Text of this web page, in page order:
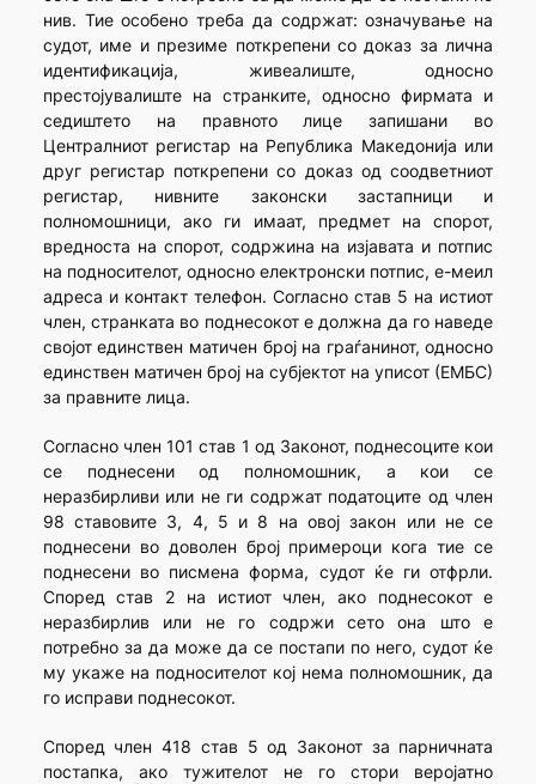
нив. Тие особено треба да содржат: означување на
судот, име и презиме поткрепени со доказ за лична
идентификација, живеалиште, односно
престојувалиште на странките, односно фирмата и
седиштето на правното лице запишани во
Централниот регистар на Република Македонија или
друг регистар поткрепени со доказ од соодветниот
регистар, нивните законски застапници и
полномошници, ако ги имаат, предмет на спорот,
вредноста на спорот, содржина на изјавата и потпис
на подносителот, односно електронски потпис, е-меил
адреса и контакт телефон. Согласно став 5 на истиот
член, странката во поднесокот е должна да го наведе
својот единствен матичен број на граѓанинот, односно
единствен матичен број на субјектот на уписот (ЕМБС)
за правните лица.
Согласно член 101 став 1 од Законот, поднесоците кои
се поднесени од полномошник, а кои се
неразбирливи или не ги содржат податоците од член
98 ставовите 3, 4, 5 и 8 на овој закон или не се
поднесени во доволен број примероци кога тие се
поднесени во писмена форма, судот ќе ги отфрли.
Според став 2 на истиот член, ако поднесокот е
неразбирлив или не го содржи сето она што е
потребно за да може да се постапи по него, судот ќе
му укаже на подносителот кој нема полномошник, да
го исправи поднесокот.
Според член 418 став 5 од Законот за парничната
постапка, ако тужителот не го стори веројатно